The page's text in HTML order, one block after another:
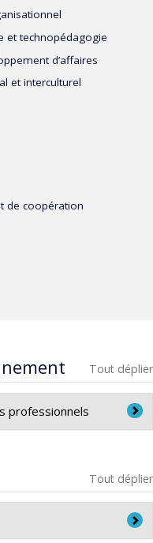
et technopédagogie
d’affaires
et interculturel
de coopération
Tout déplier
professionnels
Tout déplier